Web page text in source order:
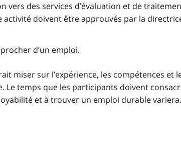
vers des services d’évaluation et de
doivent être approuvés par la
d’un emploi.
miser sur l’expérience, les compétences et
Le temps que les participants doivent
et à trouver un emploi durable variera.